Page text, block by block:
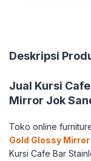
Deskripsi
Jual Kursi
Mirror Jok
Toko online
Gold Glossy
Kursi Cafe Bar